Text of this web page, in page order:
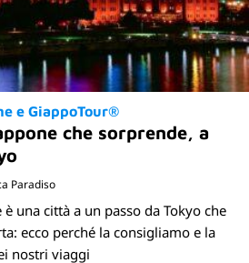
e GiappoTour®
che sorprende, a
Paradiso
una città a un passo da Tokyo che
ecco perché la consigliamo e la
nostri viaggi